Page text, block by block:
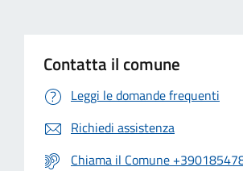
Contatta il comune
Leggi le domande frequenti
Richiedi assistenza
Chiama il Comune